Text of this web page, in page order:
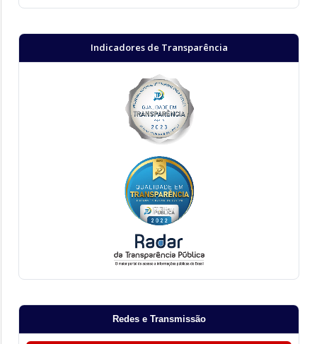
Indicadores de Transparência
Redes e Transmissão